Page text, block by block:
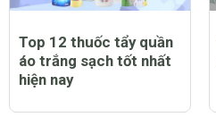
Top 12 thuốc tẩy quần
áo trắng sạch tốt nhất
hiện nay